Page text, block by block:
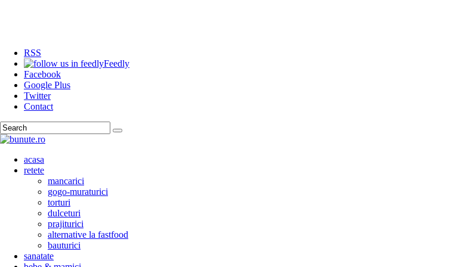
RSS
Feedly
Facebook
Google Plus
Twitter
Contact
Search
acasa
retete
mancarici
gogo-muraturici
torturi
dulceturi
prajiturici
alternative la fastfood
bauturici
sanatate